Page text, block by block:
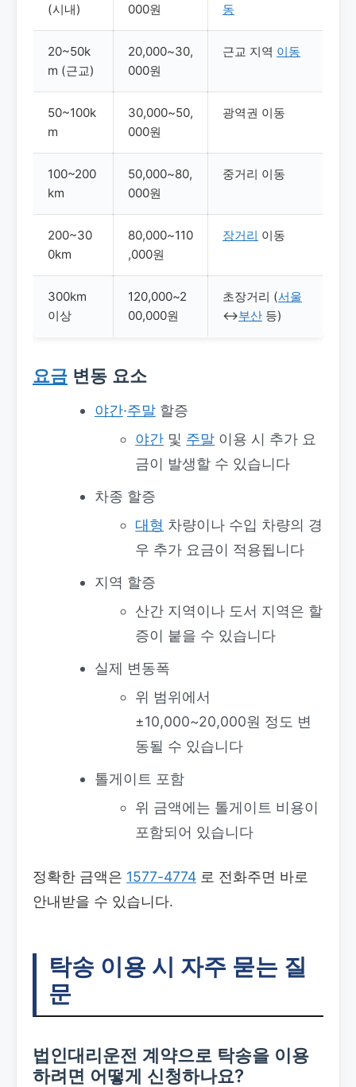
(시내)
000원
동
20~50k
m (근교)
20,000~30,
000원
근교 지역 이동
50~100k
m
30,000~50,
000원
광역권 이동
100~200
km
50,000~80,
000원
중거리 이동
200~30
0km
80,000~110
,000원
장거리 이동
300km
이상
120,000~2
00,000원
초장거리 (서울
↔부산 등)
요금 변동 요소
야간·주말할증
야간 및 주말 이용 시 추가 요
금이 발생할 수 있습니다
차종 할증
대형 차량이나 수입 차량의 경
우 추가 요금이 적용됩니다
지역 할증
산간 지역이나 도서 지역은 할
증이 붙을 수 있습니다
실제 변동폭
위 범위에서
±10,000~20,000원 정도 변
동될 수 있습니다
톨게이트 포함
위 금액에는 톨게이트 비용이
포함되어 있습니다
정확한 금액은 1577-4774 로 전화주면 바로
안내받을 수 있습니다.
탁송 이용 시 자주 묻는 질
문
법인대리운전 계약으로 탁송을 이용
하려면 어떻게 신청하나요?